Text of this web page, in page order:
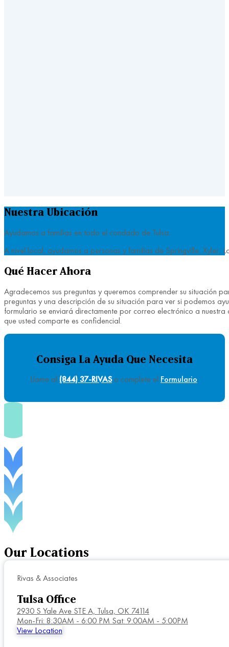
Nuestra Ubicación
Ayudamos a familias en todo el condado de Tulsa.
A nivel local, ayudamos a personas y familias de Springville,
Qué Hacer Ahora
Agradecemos sus preguntas y queremos comprender su situación
preguntas y una descripción de su situación para ver si podemos
formulario se enviará directamente por correo electrónico a
que usted comparte es confidencial.
Consiga La Ayuda Que Necesita
Llame al (844) 37-RIVASo complete el Formulario.
Our Locations
Rivas & Associates
Tulsa Office
2930 S Yale Ave STE A, Tulsa, OK 74114
Mon-Fri: 8:30AM - 6:00 PM Sat: 9:00AM - 5:00PM
View Location